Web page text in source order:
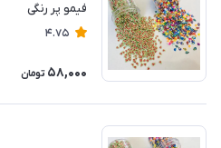
فیمو پر رنگی
4.75
58,000 تومان